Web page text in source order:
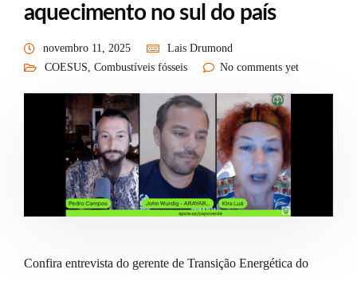
aquecimento no sul do país
novembro 11, 2025
Lais Drumond
COESUS, Combustíveis fósseis No comments yet
Confira entrevista do gerente de Transição Energética do